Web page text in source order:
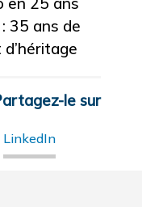
35 ans de
le sur
LinkedIn